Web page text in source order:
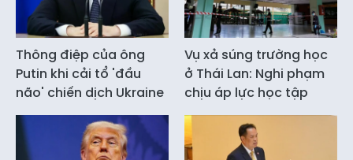
Thông điệp của ông
Putin khi cải tổ 'đầu
não' chiến dịch Ukraine
Vụ xả súng trường học
ở Thái Lan: Nghi phạm
chịu áp lực học tập